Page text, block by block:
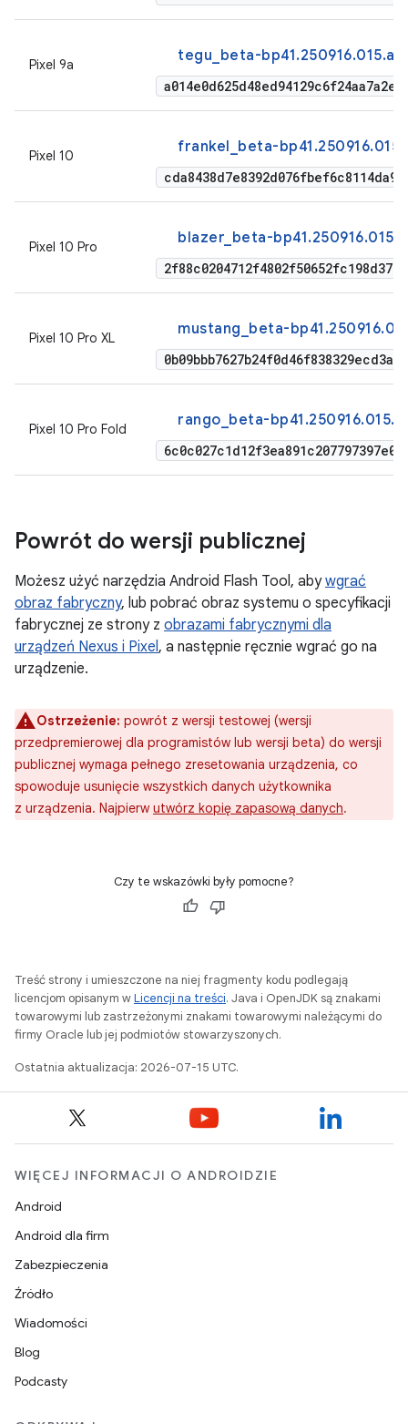
Pixel 9a tegu_beta-
Pixel 10 frankel_beta-
Pixel 10 Pro blazer_beta-
Pixel 10 Pro XL mustang_beta-
Pixel 10 Pro Fold rango_beta-
Powrót do wersji publicznej
Możesz użyć narzędzia Android Flash Tool, abywgrać
obraz fabryczny, lub pobrać obraz systemu o specyfikacji
fabrycznej ze strony z obrazami fabrycznymi dla
urządzeń Nexus i Pixel, a następnie ręcznie wgrać go na
urządzenie.
Ostrzeżenie: powrót z wersji testowej (wersji
przedpremierowej dla programistów lub wersji beta) do wersji
publicznej wymaga pełnego zresetowania urządzenia, co
spowoduje usunięcie wszystkich danych użytkownika
z urządzenia. Najpierw utwórz kopię zapasową danych.
Czy te wskazówki były pomocne?
Treść strony i umieszczone na niej fragmenty kodu podlegają
licencjom opisanym wLicencji na treści. Java i OpenJDK są znakami
towarowymi lub zastrzeżonymi znakami towarowymi należącymi do
firmy Oracle lub jej podmiotów stowarzyszonych.
Ostatnia aktualizacja: 2026-07-15 UTC.
WIĘCEJ INFORMACJI O ANDROIDZIE
Android
Android dla firm
Zabezpieczenia
Źródło
Wiadomości
Blog
Podcasty